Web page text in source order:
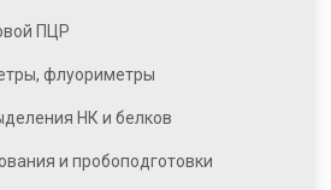
ПЦР
флуориметры
НК и белков
и пробоподготовки